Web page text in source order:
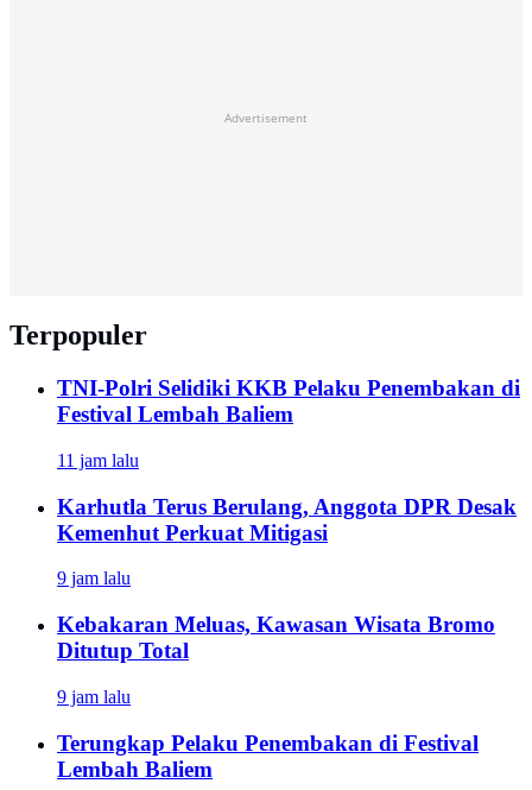
Advertisement
Terpopuler
TNI-Polri Selidiki KKB Pelaku Penembakan di
Festival Lembah Baliem
11 jam lalu
Karhutla Terus Berulang, Anggota DPR Desak
Kemenhut Perkuat Mitigasi
9 jam lalu
Kebakaran Meluas, Kawasan Wisata Bromo
Ditutup Total
9 jam lalu
Terungkap Pelaku Penembakan di Festival
Lembah Baliem